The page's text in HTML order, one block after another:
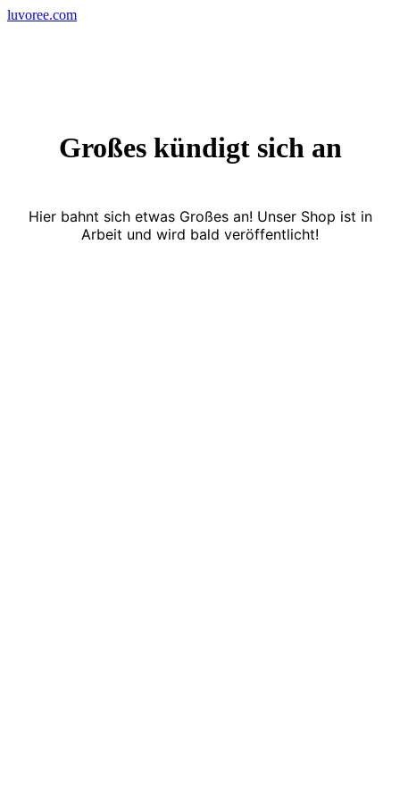
Skip
luvoree.com
Großes kündigt sich an
Hier bahnt sich etwas Großes an! Unser Shop ist in
Arbeit und wird bald veröffentlicht!